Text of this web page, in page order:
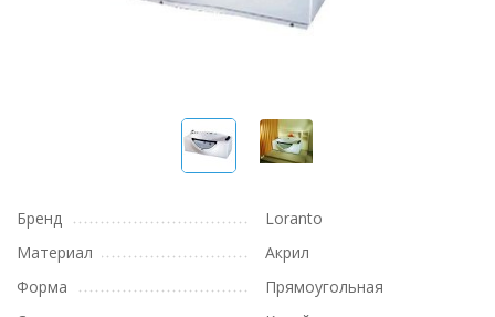
Бренд
Loranto
Материал
Акрил
Форма
Прямоугольная